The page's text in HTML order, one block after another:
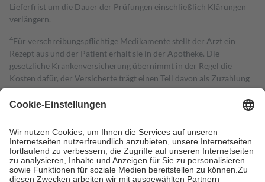
Lieferfrist um die Dauer der Prüfungen einschließlich Klärungen
verlängern.
4Für verschreibungspflichtige Medikamente stellt der Arzt ein
Rezept aus und der Patient erhält sie in der Apotheke. Die
gesetzliche Krankenversicherung übernimmt in der Regel die
Kosten dafür, der Versicherte trägt einen Teil davon als Zuzahlung
mit.
Grundsätzlich leisten Mitglieder Zuzahlungen in Höhe von zehn
höchstens zehn Euro.
Es sind jedoch nie mehr als die tatsächlichen
Kosten der Leistung zu entrichten.
Diese Regeln gelten grundsätzlich auch für Online-Apotheken.
Bei Heilmitteln und häuslicher Krankenpflege beträgt die
Zuzahlung zehn Prozent der Kosten sowie zehn Euro je